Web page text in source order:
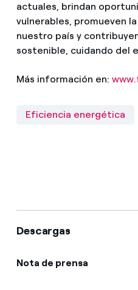
actuales, brindan
vulnerables, promueven
nuestro país y
sostenible, cuidando del
Más información en:
Eficiencia energética
Descargas
Nota de prensa